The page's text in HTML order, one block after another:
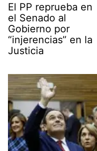
El PP reprueba en
el Senado al
Gobierno por
“injerencias” en la
Justicia